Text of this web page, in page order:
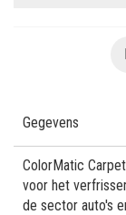
Gegevens
ColorMatic
voor het
de sector auto's